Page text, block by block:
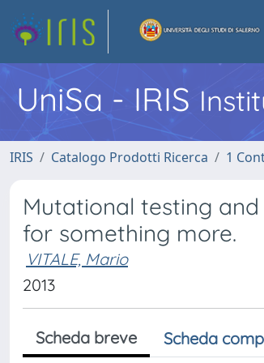
UniSa - IRIS
IRIS Catalogo Prodotti Ricerca 1
Mutational testing
for something more.
VITALE, Mario
2013
Scheda breve Scheda